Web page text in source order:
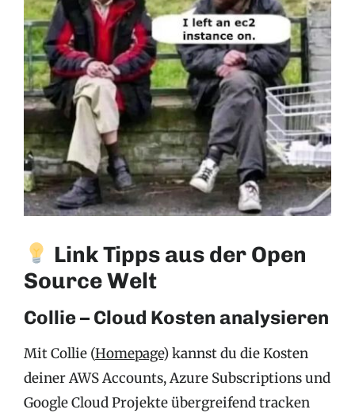
Link Tipps aus der Open
Source Welt
Collie – Cloud Kosten analysieren
Mit Collie (Homepage) kannst du die Kosten
deiner AWS Accounts, Azure Subscriptions und
Google Cloud Projekte übergreifend tracken